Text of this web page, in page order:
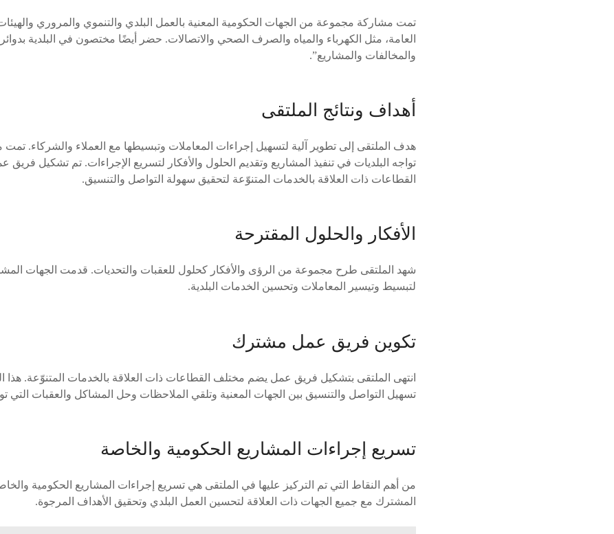
تمت مشاركة مجموعة من الجهات الحكومية المعنية بالعمل البلدي والتنموي والمروري
العامة، مثل الكهرباء والمياه والصرف الصحي والاتصالات. حضر أيضًا مختصون في البلدية
والمخالفات والمشاريع”.
أهداف ونتائج الملتقى
هدف الملتقى إلى تطوير آلية لتسهيل إجراءات المعاملات وتبسيطها مع العملاء والشركاء. تمت
تواجه البلديات في تنفيذ المشاريع وتقديم الحلول والأفكار لتسريع الإجراءات. تم تشكيل
القطاعات ذات العلاقة بالخدمات المتنوّعة لتحقيق سهولة التواصل والتنسيق.
الأفكار والحلول المقترحة
شهد الملتقى طرح مجموعة من الرؤى والأفكار كحلول للعقبات والتحديات. قدمت الجهات
لتبسيط وتيسير المعاملات وتحسين الخدمات البلدية.
تكوين فريق عمل مشترك
انتهى الملتقى بتشكيل فريق عمل يضم مختلف القطاعات ذات العلاقة بالخدمات المتنوّعة.
تسهيل التواصل والتنسيق بين الجهات المعنية وتلقي الملاحظات وحل المشاكل والعقبات التي
تسريع إجراءات المشاريع الحكومية والخاصة
من أهم النقاط التي تم التركيز عليها في الملتقى هي تسريع إجراءات المشاريع الحكومية
المشترك مع جميع الجهات ذات العلاقة لتحسين العمل البلدي وتحقيق الأهداف المرجوة.